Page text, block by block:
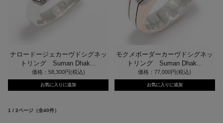
ナロードージェカーヴドシグネッ
トリング Suman Dhak...
価格：58,300円(税込)
モクメボーダーカーヴドシグネッ
トリング Suman Dhak...
価格：77,000円(税込)
1 / 2ページ （全40件）